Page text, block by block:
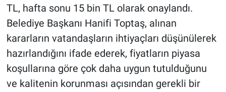
TL, hafta sonu 15 bin TL olarak onaylandı.
Belediye Başkanı Hanifi Toptaş, alınan
kararların vatandaşların ihtiyaçları düşünülerek
hazırlandığını ifade ederek, fiyatların piyasa
koşullarına göre çok daha uygun tutulduğunu
ve kalitenin korunması açısından gerekli bir